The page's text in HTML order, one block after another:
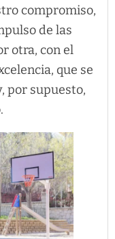
compromiso,
de las
otra, con el
que se
por supuesto,